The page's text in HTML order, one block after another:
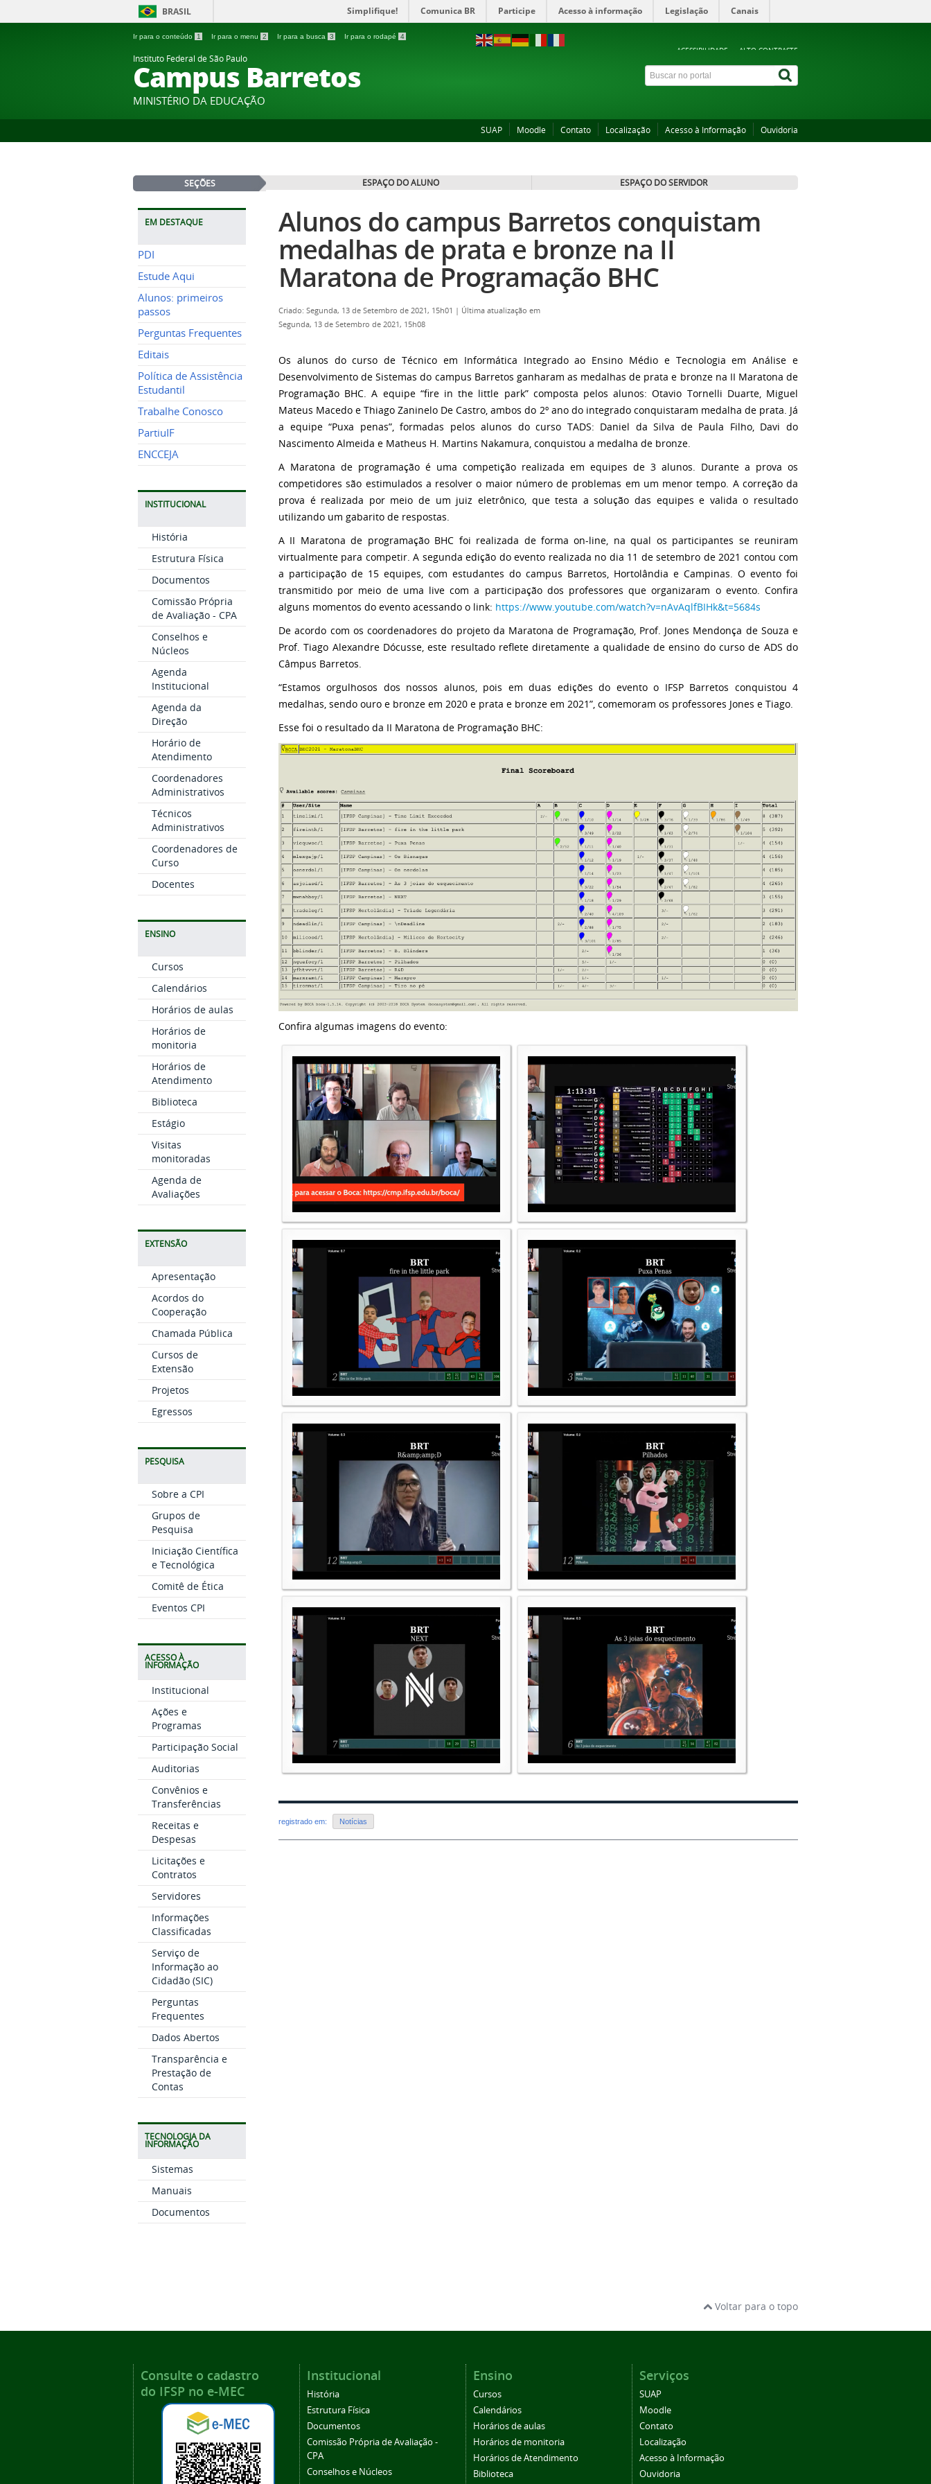
BRASIL Simplifique! Comunica BR Participe Acesso à informação Legislação Canais
Ir para o conteúdo 1 Ir para o menu 2 Ir para a busca 3 Ir para o rodapé 4
ACESSIBILIDADE ALTO CONTRASTE
Instituto Federal de São Paulo
Campus Barretos
MINISTÉRIO DA EDUCAÇÃO
SUAP Moodle Contato Localização Acesso à Informação Ouvidoria
SEÇÕES ESPAÇO DO ALUNO ESPAÇO DO SERVIDOR
EM DESTAQUE
PDI
Estude Aqui
Alunos: primeiros
passos
Perguntas Frequentes
Editais
Política de Assistência
Estudantil
Trabalhe Conosco
PartiuIF
ENCCEJA
INSTITUCIONAL
História
Estrutura Física
Documentos
Comissão Própria
de Avaliação - CPA
Conselhos e
Núcleos
Agenda
Institucional
Agenda da
Direção
Horário de
Atendimento
Coordenadores
Administrativos
Técnicos
Administrativos
Coordenadores de
Curso
Docentes
ENSINO
Cursos
Calendários
Horários de aulas
Horários de
monitoria
Horários de
Atendimento
Biblioteca
Estágio
Visitas
monitoradas
Agenda de
Avaliações
EXTENSÃO
Apresentação
Acordos do
Cooperação
Chamada Pública
Cursos de
Extensão
Projetos
Egressos
PESQUISA
Sobre a CPI
Grupos de
Pesquisa
Iniciação Científica
e Tecnológica
Comitê de Ética
Eventos CPI
ACESSO À
INFORMAÇÃO
Institucional
Ações e
Programas
Participação Social
Auditorias
Convênios e
Transferências
Receitas e
Despesas
Licitações e
Contratos
Servidores
Informações
Classificadas
Serviço de
Informação ao
Cidadão (SIC)
Perguntas
Frequentes
Dados Abertos
Transparência e
Prestação de
Contas
TECNOLOGIA DA
INFORMAÇÃO
Sistemas
Manuais
Documentos
Alunos do campus Barretos conquistam
medalhas de prata e bronze na II
Maratona de Programação BHC
Criado: Segunda, 13 de Setembro de 2021, 15h01 | Última atualização em
Segunda, 13 de Setembro de 2021, 15h08
Os alunos do curso de Técnico em Informática Integrado ao Ensino Médio e Tecnologia em Análise e
Desenvolvimento de Sistemas do campus Barretos ganharam as medalhas de prata e bronze na II Maratona de
Programação BHC. A equipe “fire in the little park” composta pelos alunos: Otavio Tornelli Duarte, Miguel
Mateus Macedo e Thiago Zaninelo De Castro, ambos do 2º ano do integrado conquistaram medalha de prata. Já
a equipe “Puxa penas”, formadas pelos alunos do curso TADS: Daniel da Silva de Paula Filho, Davi do
Nascimento Almeida e Matheus H. Martins Nakamura, conquistou a medalha de bronze.
A Maratona de programação é uma competição realizada em equipes de 3 alunos. Durante a prova os
competidores são estimulados a resolver o maior número de problemas em um menor tempo. A correção da
prova é realizada por meio de um juiz eletrônico, que testa a solução das equipes e valida o resultado
utilizando um gabarito de respostas.
A II Maratona de programação BHC foi realizada de forma on-line, na qual os participantes se reuniram
virtualmente para competir. A segunda edição do evento realizada no dia 11 de setembro de 2021 contou com
a participação de 15 equipes, com estudantes do campus Barretos, Hortolândia e Campinas. O evento foi
transmitido por meio de uma live com a participação dos professores que organizaram o evento. Confira
alguns momentos do evento acessando o link: https://www.youtube.com/watch?v=nAvAqlfBIHk&t=5684s
De acordo com os coordenadores do projeto da Maratona de Programação, Prof. Jones Mendonça de Souza e
Prof. Tiago Alexandre Dócusse, este resultado reflete diretamente a qualidade de ensino do curso de ADS do
Câmpus Barretos.
“Estamos orgulhosos dos nossos alunos, pois em duas edições do evento o IFSP Barretos conquistou 4
medalhas, sendo ouro e bronze em 2020 e prata e bronze em 2021”, comemoram os professores Jones e Tiago.
Esse foi o resultado da II Maratona de Programação BHC:
Confira algumas imagens do evento:
registrado em: Notícias
Voltar para o topo
Consulte o cadastro
do IFSP no e-MEC
Institucional
História
Estrutura Física
Documentos
Comissão Própria de Avaliação -
CPA
Conselhos e Núcleos
Ensino
Cursos
Calendários
Horários de aulas
Horários de monitoria
Horários de Atendimento
Biblioteca
Serviços
SUAP
Moodle
Contato
Localização
Acesso à Informação
Ouvidoria